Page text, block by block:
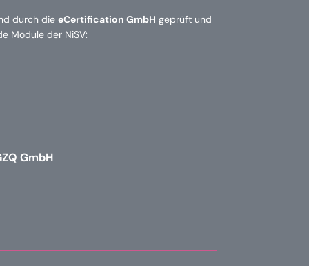
durch die eCertification GmbH geprüft und
Module der NiSV:
GmbH